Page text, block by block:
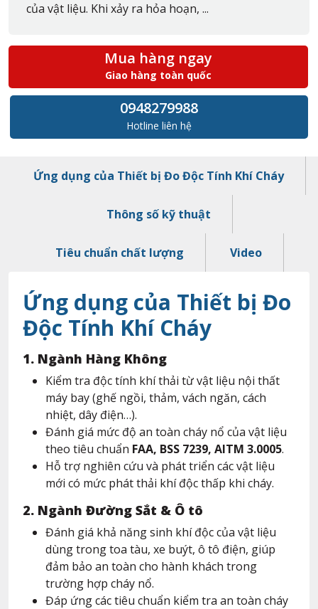
của vật liệu. Khi xảy ra hỏa hoạn, ...
Mua hàng ngay
Giao hàng toàn quốc
0948279988
Hotline liên hệ
Ứng dụng của Thiết bị Đo Độc Tính Khí Cháy
Thông số kỹ thuật
Tiêu chuẩn chất lượng Video
Ứng dụng của Thiết bị Đo
Độc Tính Khí Cháy
1. Ngành Hàng Không
Kiểm tra độc tính khí thải từ vật liệu nội thất
máy bay (ghế ngồi, thảm, vách ngăn, cách
nhiệt, dây điện…).
Đánh giá mức độ an toàn cháy nổ của vật liệu
theo tiêu chuẩn FAA, BSS 7239, AITM 3.0005.
Hỗ trợ nghiên cứu và phát triển các vật liệu
mới có mức phát thải khí độc thấp khi cháy.
2. Ngành Đường Sắt & Ô tô
Đánh giá khả năng sinh khí độc của vật liệu
dùng trong toa tàu, xe buýt, ô tô điện, giúp
đảm bảo an toàn cho hành khách trong
trường hợp cháy nổ.
Đáp ứng các tiêu chuẩn kiểm tra an toàn cháy